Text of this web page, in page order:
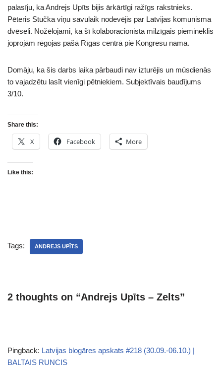
palasīju, ka Andrejs Upīts bijis ārkārtīgi ražīgs rakstnieks.
Pēteris Stučka viņu savulaik nodevējis par Latvijas komunisma
dvēseli. Nožēlojami, ka šī kolaboracionista milzīgais piemineklis
joprojām rēgojas pašā Rīgas centrā pie Kongresu nama.
Domāju, ka šis darbs laika pārbaudi nav izturējis un mūsdienās
to vajadzētu lasīt vienīgi pētniekiem. Subjektīvais baudījums
3/10.
Share this:
X Facebook More
Like this:
Tags: ANDREJS UPĪTS
2 thoughts on “Andrejs Upīts – Zelts”
Pingback: Latvijas blogāres apskats #218 (30.09.-06.10.) |
BALTAIS RUNCIS